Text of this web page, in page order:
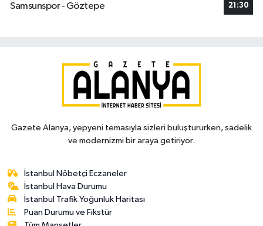
Samsunspor - Göztepe
21:30
Gazete Alanya, yepyeni temasıyla sizleri buluştururken, sadelik
ve modernizmi bir araya getiriyor.
İstanbul Nöbetçi Eczaneler
İstanbul Hava Durumu
İstanbul Trafik Yoğunluk Haritası
Puan Durumu ve Fikstür